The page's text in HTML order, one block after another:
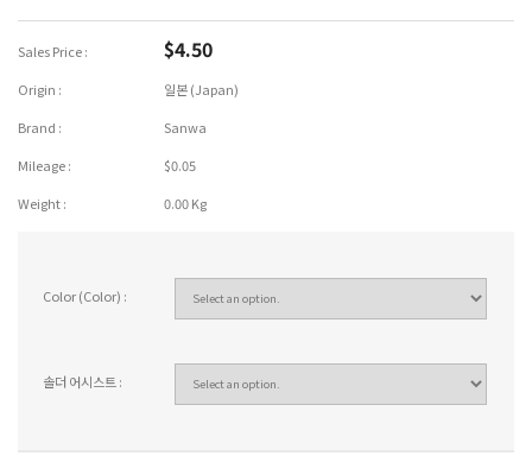
Sales Price : $4.50
Origin :
일본 (Japan)
Brand :
Sanwa
Mileage :
$0.05
Weight :
0.00 Kg
Color (Color) :
솔더 어시스트 :